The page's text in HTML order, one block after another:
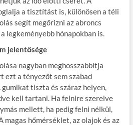
a tisztítást is, különösen a téli
segít megőrizni az abroncs
hónapokban is.
jelentősége
nagyban meghosszabbítja
a tényezőt sem szabad
tiszta és száraz helyen,
kell tartani. Ha felnire szerelve
mellett, ha pedig felni nélkül,
hőmérséklet, az olajok és az